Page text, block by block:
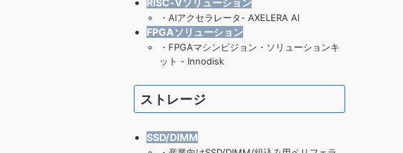
RISC-Vソリューション
・ AIアクセラレータ- AXELERA AI
FPGAソリューション
・ FPGAマシンビジョン・ソリューションキ
ット - Innodisk
ストレージ
SSD/DIMM